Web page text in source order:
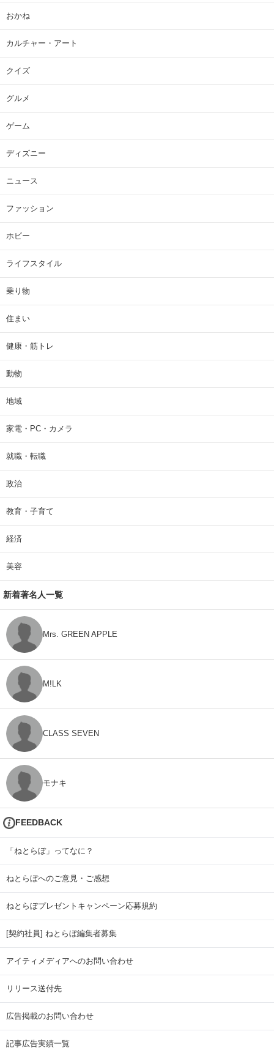
おかね
カルチャー・アート
クイズ
グルメ
ゲーム
ディズニー
ニュース
ファッション
ホビー
ライフスタイル
乗り物
住まい
健康・筋トレ
動物
地域
家電・PC・カメラ
就職・転職
政治
教育・子育て
経済
美容
新着著名人一覧
Mrs. GREEN APPLE
M!LK
CLASS SEVEN
モナキ
FEEDBACK
「ねとらぼ」ってなに？
ねとらぼへのご意見・ご感想
ねとらぼプレゼントキャンペーン応募規約
[契約社員] ねとらぼ編集者募集
アイティメディアへのお問い合わせ
リリース送付先
広告掲載のお問い合わせ
記事広告実績一覧